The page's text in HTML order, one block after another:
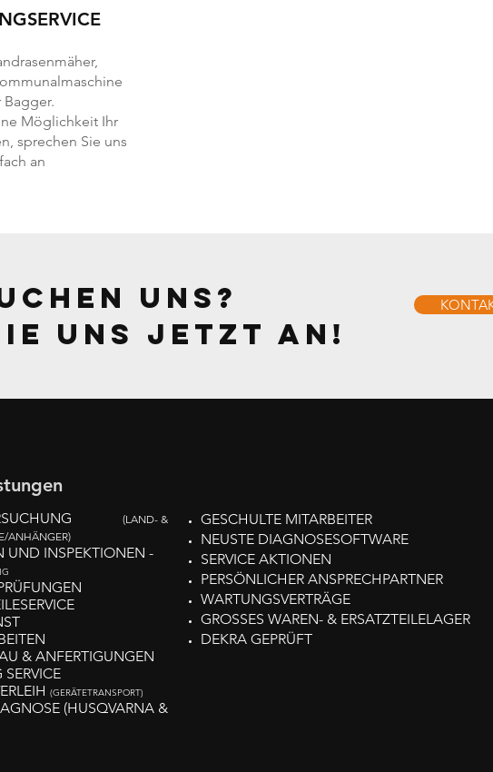
Bagger.
Möglichkeit Ihr
sprechen Sie uns
an
uns?
uns jetzt an!
(LAND- &
ANHÄNGER)
UND INSPEKTIONEN -
& ANFERTIGUNGEN
(GERÄTETRANSPORT)
(HUSQVARNA &
GESCHULTE MITARBEITER
NEUSTE DIAGNOSESOFTWARE
SERVICE AKTIONEN
PERSÖNLICHER ANSPRECHPARTNER
WARTUNGSVERTRÄGE
GROSSES WAREN- & ERSATZTEILELAGER
DEKRA GEPRÜFT